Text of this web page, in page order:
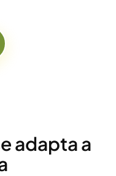
adapta a